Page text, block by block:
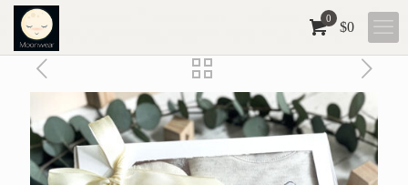
0
$0